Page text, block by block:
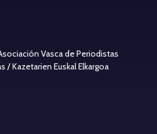
Vasca de Periodistas
Kazetarien Euskal Elkargoa